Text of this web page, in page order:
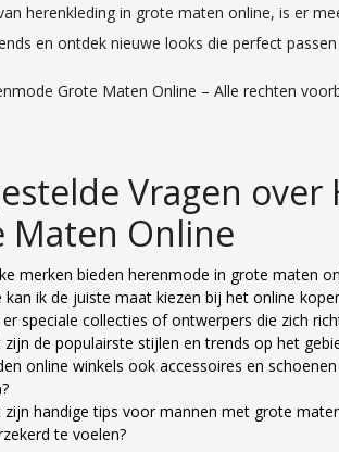
herenkleding in grote maten online, is er
en ontdek nieuwe looks die perfect
Grote Maten Online – Alle rechten
Vragen
Maten Online
merken bieden herenmode in grote maten
kan ik de juiste maat kiezen bij het online
er speciale collecties of ontwerpers die zich
zijn de populairste stijlen en trends op het
online winkels ook accessoires en
zijn handige tips voor mannen met grote
te voelen?